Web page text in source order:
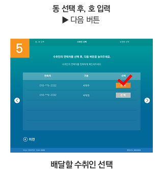
동 선택 후, 호 입력
▶ 다음 버튼
​배달할 수취인 선택